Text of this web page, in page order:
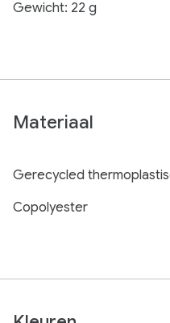
Gewicht: 22 g
Materiaal
Gerecycled
Copolyester